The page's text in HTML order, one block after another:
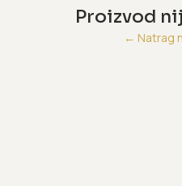
Proizvod
← Natrag